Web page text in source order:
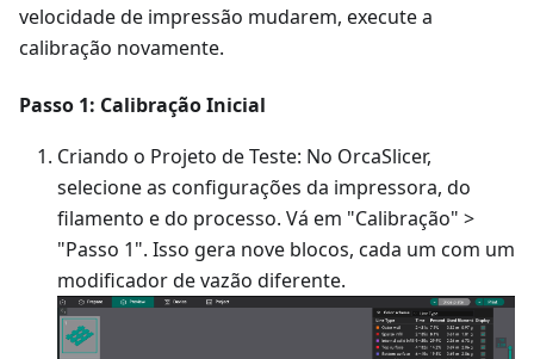
velocidade de impressão mudarem, execute a
calibração novamente.
Passo 1: Calibração Inicial
Criando o Projeto de Teste: No OrcaSlicer,
selecione as configurações da impressora, do
filamento e do processo. Vá em "Calibração" >
"Passo 1". Isso gera nove blocos, cada um com um
modificador de vazão diferente.